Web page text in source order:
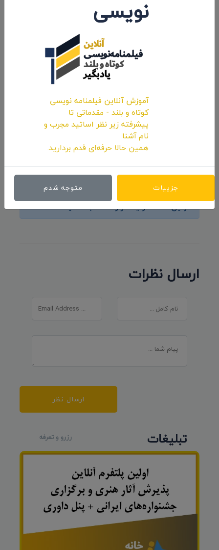
حضور انیمیشن کوتاه «پوتین» سید محسن
پورمحسنی شکیب در جشنواره «Animayo»
اولین کامنت و یا نظر را شما ثبت کنید.
ارسال نظرات
ارسال نظر
تبلیغات رزرو و تعرفه
نویسی
آموزش آنلاین فیلمنامه نویسی
کوتاه و بلند - مقدماتی تا
پیشرفته زیر نظر اساتید مجرب و
نام آشنا
همین حالا حرفه‌ای قدم بردارید.
جزییات متوجه شدم